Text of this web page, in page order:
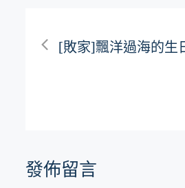
文
覽
[敗家]飄洋過海的生
發佈留言